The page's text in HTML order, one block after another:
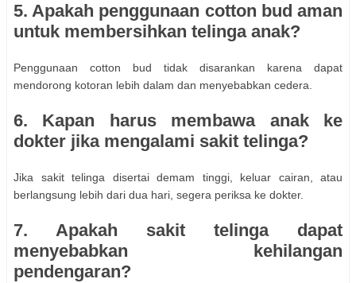
5. Apakah penggunaan cotton bud aman
untuk membersihkan telinga anak?
Penggunaan cotton bud tidak disarankan karena dapat
mendorong kotoran lebih dalam dan menyebabkan cedera.
6. Kapan harus membawa anak ke
dokter jika mengalami sakit telinga?
Jika sakit telinga disertai demam tinggi, keluar cairan, atau
berlangsung lebih dari dua hari, segera periksa ke dokter.
7. Apakah sakit telinga dapat
menyebabkan kehilangan
pendengaran?